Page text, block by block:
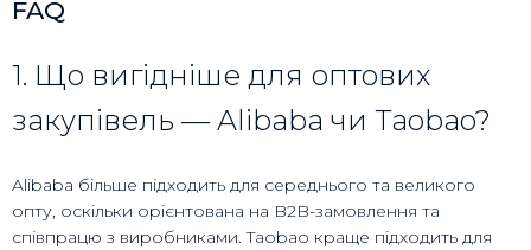
FAQ
1. Що вигідніше для оптових
закупівель — Alibaba чи Taobao?
Alibaba більше підходить для середнього та великого
опту, оскільки орієнтована на B2B-замовлення та
співпрацю з виробниками. Taobao краще підходить для